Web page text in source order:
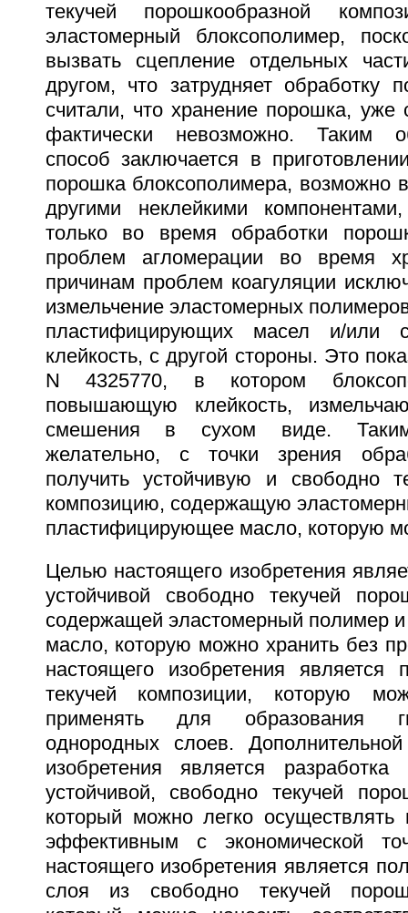
текучей порошкообразной
эластомерный блоксополимер,
вызвать сцепление отдельных
другом, что затрудняет обработку
считали, что хранение порошка,
фактически невозможно. Таким
способ заключается в
порошка блоксополимера, возможно
другими неклейкими
только во время обработки
проблем агломерации во время
причинам проблем коагуляции
измельчение эластомерных
пластифицирующих масел и/или
клейкость, с другой стороны. Это
N 4325770, в котором
повышающую клейкость,
смешения в сухом виде.
желательно, с точки зрения
получить устойчивую и свободно
композицию, содержащую
пластифицирующее масло, которую
Целью настоящего изобретения
устойчивой свободно текучей
содержащей эластомерный полимер
масло, которую можно хранить без
настоящего изобретения является
текучей композиции, которую
применять для образования
однородных слоев.
изобретения является разработка
устойчивой, свободно текучей
который можно легко осуществлять
эффективным с экономической
настоящего изобретения является
слоя из свободно текучей